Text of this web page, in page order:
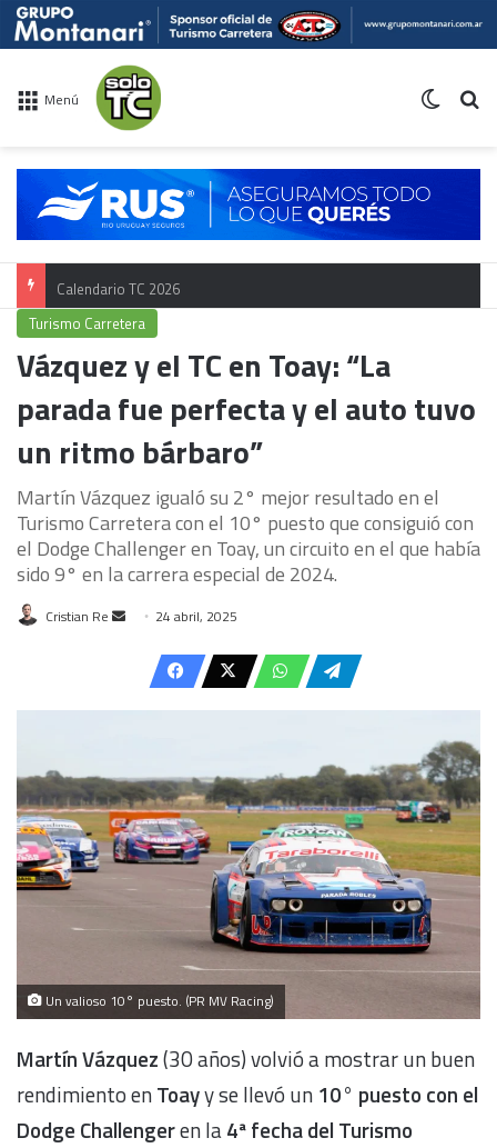
Menú
Calendario TC 2026
Turismo Carretera
Vázquez y el TC en Toay: “La
parada fue perfecta y el auto tuvo
un ritmo bárbaro”
Martín Vázquez igualó su 2° mejor resultado en el
Turismo Carretera con el 10° puesto que consiguió con
el Dodge Challenger en Toay, un circuito en el que había
sido 9° en la carrera especial de 2024.
Cristian Re
Send
email
24 abril, 2025
Un valioso 10° puesto. (PR MV Racing)
Martín Vázquez(30 años) volvió a mostrar un buen
rendimiento enToayy se llevó un 10° puesto con el
Dodge Challengeren la4ª fecha del Turismo